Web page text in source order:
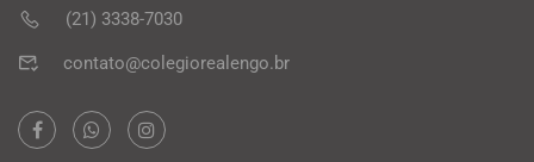
(21) 3338-7030
contato@colegiorealengo.br